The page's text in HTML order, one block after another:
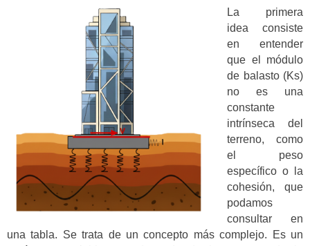
La primera
idea consiste
en entender
que el módulo
de balasto (Ks)
no es una
constante
intrínseca del
terreno, como
el peso
específico o la
cohesión, que
podamos
consultar en
una tabla. Se trata de un concepto más complejo. Es un